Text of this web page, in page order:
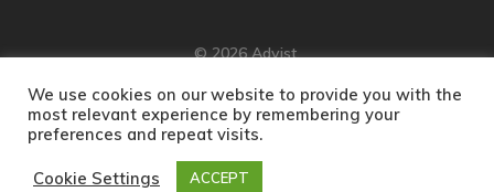
© 2026 Advist.
We use cookies on our website to provide you with the
most relevant experience by remembering your
preferences and repeat visits.
Cookie Settings ACCEPTTürkçe